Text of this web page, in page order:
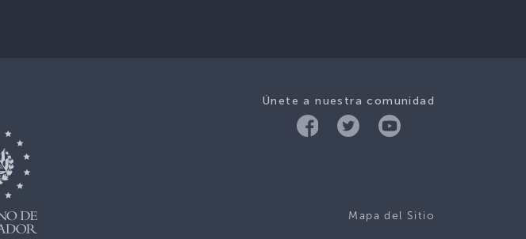
Únete a nuestra comunidad
Mapa del Sitio